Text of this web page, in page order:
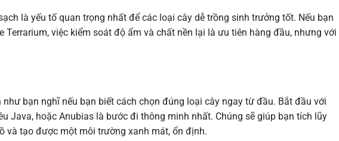
là yếu tố quan trọng nhất để các loại cây dễ trồng sinh trưởng tốt. Nếu bạn
việc kiểm soát độ ẩm và chất nền lại là ưu tiên hàng đầu, nhưng với
bạn nghĩ nếu bạn biết cách chọn đúng loại cây ngay từ đầu. Bắt đầu với
Java, hoặc Anubias là bước đi thông minh nhất. Chúng sẽ giúp bạn tích lũy
và tạo được một môi trường xanh mát, ổn định.